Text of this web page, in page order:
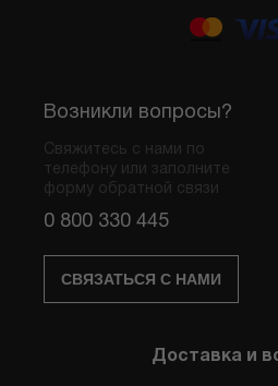
Возникли вопросы?
Свяжитесь с нами по
телефону или заполните
форму обратной связи
0 800 330 445
СВЯЗАТЬСЯ С НАМИ
Доставка и